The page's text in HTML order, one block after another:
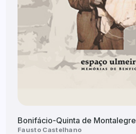
Bonifácio-Quinta de Montalegre
Fausto Castelhano